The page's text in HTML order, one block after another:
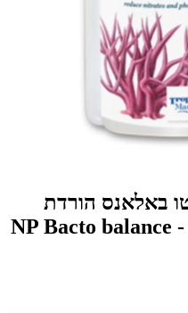
באלאנס הורדת
ניטראט ופוספאט 1 ליטר - NP Bacto balance